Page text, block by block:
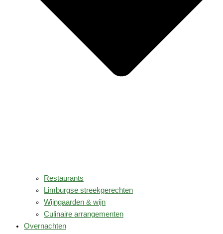
Restaurants
Limburgse streekgerechten
Wijngaarden & wijn
Culinaire arrangementen
Overnachten